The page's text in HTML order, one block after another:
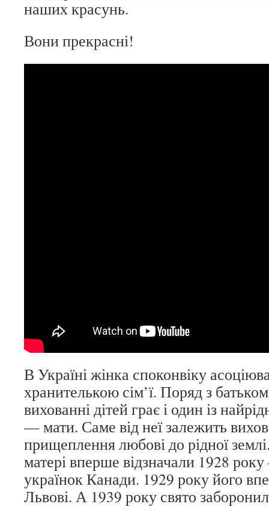
наших красунь.
Вони прекрасні!
В Україні жінка споконвіку
хранителькою сім’ї. Поряд з
вихованні дітей грає і один із
— мати. Саме від неї залежить
прищеплення любові до рідної
матері вперше відзначали 1928 року
українок Канади. 1929 року його
Львові. А 1939 року свято